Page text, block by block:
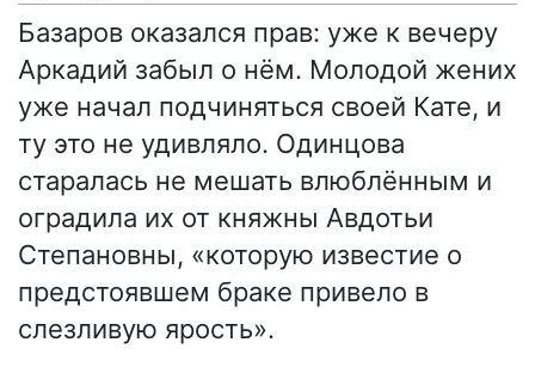
Базаров оказался прав: уже к вечеру
Аркадий забыл о нём. Молодой жених
уже начал подчиняться своей Кате, и
ту это не удивляло. Одинцова
старалась не мешать влюблённым и
оградила их от княжны Авдотьи
Степановны, «которую известие о
предстоявшем браке привело в
слезливую ярость».